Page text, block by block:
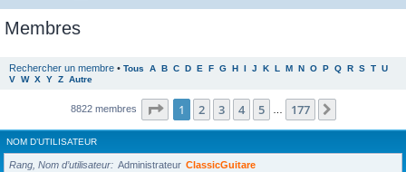
Membres
Rechercher un membre • Tous A B C D E F G H I J K L M N O P Q R S T U
V W X Y Z Autre
8822 membres Page 1sur177
1 2 3 4 5 177
NOM D’UTILISATEUR
Rang, Nom d’utilisateur Administrateur ClassicGuitare